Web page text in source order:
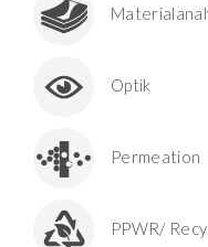
Optik
Permeation
PPWR/